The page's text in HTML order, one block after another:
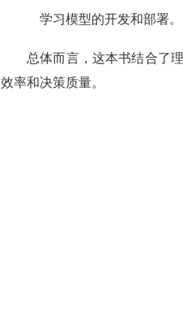
学习模型的开发和部署。
总体而言，这本书结合了
效率和决策质量。